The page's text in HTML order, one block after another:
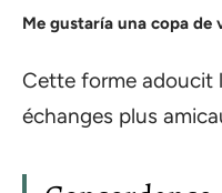
Me gustaría una copa de
Cette forme adoucit
échanges plus